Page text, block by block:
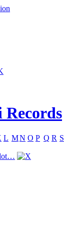
Records
L MN O P Q R S